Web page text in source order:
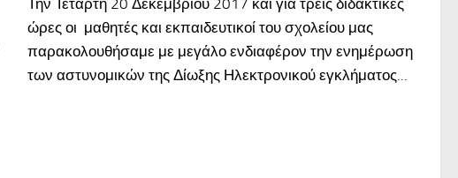
ώρες οι μαθητές και εκπαιδευτικοί του σχολείου μας
παρακολουθήσαμε με μεγάλο ενδιαφέρον την ενημέρωση
των αστυνομικών της Δίωξης Ηλεκτρονικού εγκλήματος...